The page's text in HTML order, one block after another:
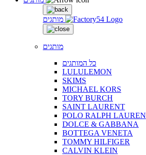
מותגים
מותגים
כל המותגים
LULULEMON
SKIMS
MICHAEL KORS
TORY BURCH
SAINT LAURENT
POLO RALPH LAUREN
DOLCE & GABBANA
BOTTEGA VENETA
TOMMY HILFIGER
CALVIN KLEIN